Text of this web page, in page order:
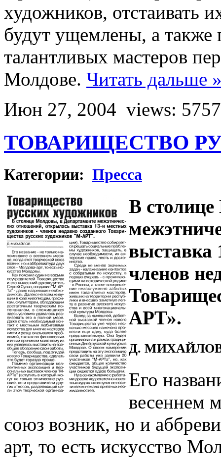
художников, отстаивать
будут ущемлены, а также
талантливых мастеров
Молдове. Читать дальше
Июн 27, 2004 views: 5757
ТОВАРИЩЕСТВО
Категории: Пресса
В
выставка
членов
АРТ».
Д.
Его
весеннем
союз возник, но и
арт, то есть искусство